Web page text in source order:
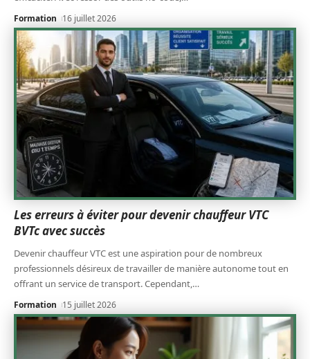
Formation 16 juillet 2026
Les erreurs à éviter pour devenir chauffeur VTC
BVTc avec succès
Devenir chauffeur VTC est une aspiration pour de nombreux
professionnels désireux de travailler de manière autonome tout en
offrant un service de transport. Cependant,…
Formation 15 juillet 2026